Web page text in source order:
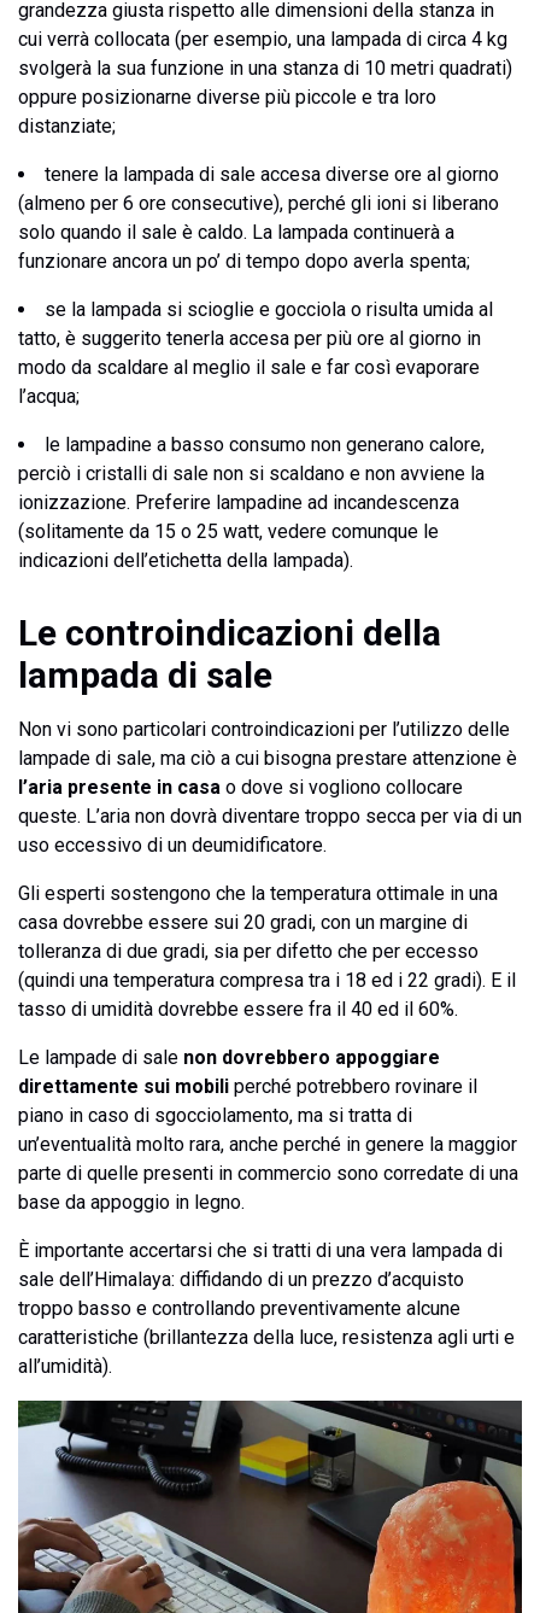
grandezza giusta rispetto alle dimensioni della stanza in
cui verrà collocata (per esempio, una lampada di circa 4 kg
svolgerà la sua funzione in una stanza di 10 metri quadrati)
oppure posizionarne diverse più piccole e tra loro
distanziate;
tenere la lampada di sale accesa diverse ore al giorno
(almeno per 6 ore consecutive), perché gli ioni si liberano
solo quando il sale è caldo. La lampada continuerà a
funzionare ancora un po’ di tempo dopo averla spenta;
se la lampada si scioglie e gocciola o risulta umida al
tatto, è suggerito tenerla accesa per più ore al giorno in
modo da scaldare al meglio il sale e far così evaporare
l’acqua;
le lampadine a basso consumo non generano calore,
perciò i cristalli di sale non si scaldano e non avviene la
ionizzazione. Preferire lampadine ad incandescenza
(solitamente da 15 o 25 watt, vedere comunque le
indicazioni dell’etichetta della lampada).
Le controindicazioni della
lampada di sale
Non vi sono particolari controindicazioni per l’utilizzo delle
lampade di sale, ma ciò a cui bisogna prestare attenzione è
l’aria presente in casa o dove si vogliono collocare
queste. L’aria non dovrà diventare troppo secca per via di un
uso eccessivo di un deumidificatore.
Gli esperti sostengono che la temperatura ottimale in una
casa dovrebbe essere sui 20 gradi, con un margine di
tolleranza di due gradi, sia per difetto che per eccesso
(quindi una temperatura compresa tra i 18 ed i 22 gradi). E il
tasso di umidità dovrebbe essere fra il 40 ed il 60%.
Le lampade di sale non dovrebbero appoggiare
direttamente sui mobili perché potrebbero rovinare il
piano in caso di sgocciolamento, ma si tratta di
un’eventualità molto rara, anche perché in genere la maggior
parte di quelle presenti in commercio sono corredate di una
base da appoggio in legno.
È importante accertarsi che si tratti di una vera lampada di
sale dell’Himalaya: diffidando di un prezzo d’acquisto
troppo basso e controllando preventivamente alcune
caratteristiche (brillantezza della luce, resistenza agli urti e
all’umidità).